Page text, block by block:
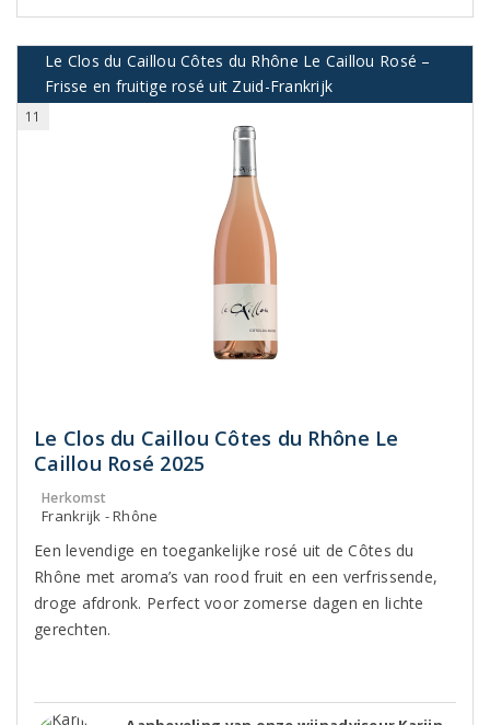
Le Clos du Caillou Côtes du Rhône Le Caillou Rosé –
Frisse en fruitige rosé uit Zuid-Frankrijk
11
Le Clos du Caillou Côtes du Rhône Le
Caillou Rosé 2025
Herkomst
Frankrijk - Rhône
Een levendige en toegankelijke rosé uit de Côtes du
Rhône met aroma’s van rood fruit en een verfrissende,
droge afdronk. Perfect voor zomerse dagen en lichte
gerechten.